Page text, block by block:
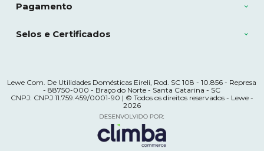
Pagamento
Selos e Certificados
Lewe Com. De Utilidades Domésticas Eireli, Rod. SC 108 - 10.856 - Represa
- 88750-000 - Braço do Norte - Santa Catarina - SC
CNPJ: CNPJ 11.759.459/0001-90 | © Todos os direitos reservados - Lewe -
2026